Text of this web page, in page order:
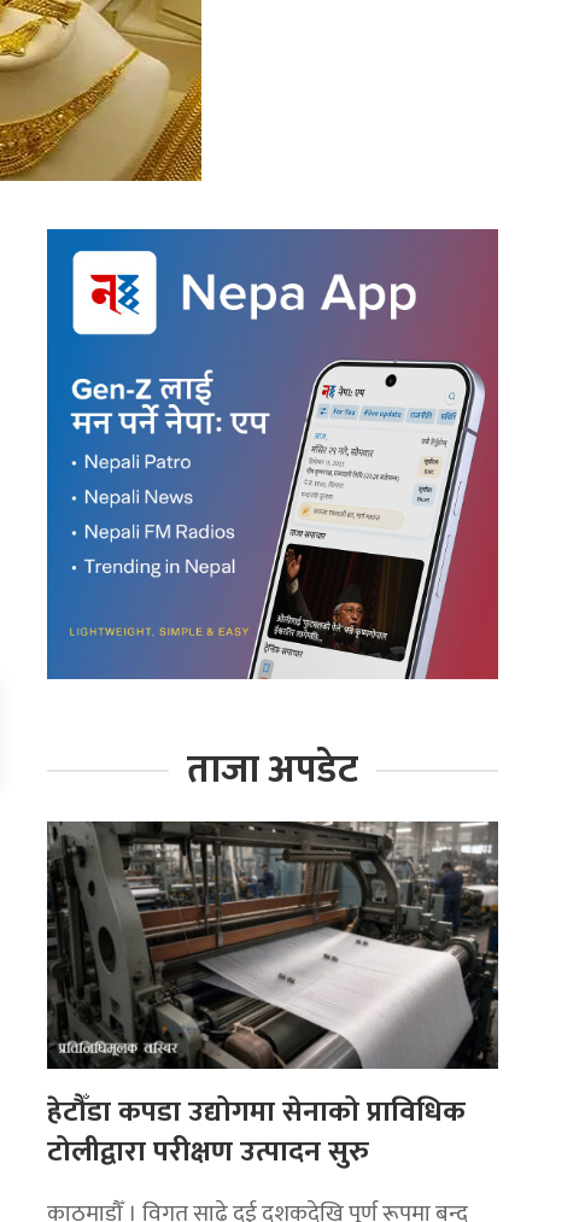
ताजा अपडेट
हेटौँडा कपडा उद्योगमा सेनाको प्राविधिक
टोलीद्वारा परीक्षण उत्पादन सुरु
काठमाडौँ । विगत साढे दुई दशकदेखि पूर्ण रूपमा बन्द